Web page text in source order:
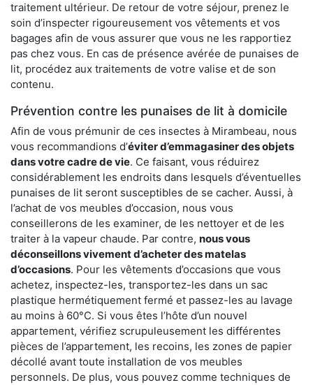
traitement ultérieur. De retour de votre séjour, prenez le
soin d’inspecter rigoureusement vos vêtements et vos
bagages afin de vous assurer que vous ne les rapportiez
pas chez vous. En cas de présence avérée de punaises de
lit, procédez aux traitements de votre valise et de son
contenu.
Prévention contre les punaises de lit à domicile
Afin de vous prémunir de ces insectes à Mirambeau, nous
vous recommandions d’éviter d’emmagasiner des objets
dans votre cadre de vie. Ce faisant, vous réduirez
considérablement les endroits dans lesquels d’éventuelles
punaises de lit seront susceptibles de se cacher. Aussi, à
l’achat de vos meubles d’occasion, nous vous
conseillerons de les examiner, de les nettoyer et de les
traiter à la vapeur chaude. Par contre, nous vous
déconseillons vivement d’acheter des matelas
d’occasions. Pour les vêtements d’occasions que vous
achetez, inspectez-les, transportez-les dans un sac
plastique hermétiquement fermé et passez-les au lavage
au moins à 60°C. Si vous êtes l’hôte d’un nouvel
appartement, vérifiez scrupuleusement les différentes
pièces de l’appartement, les recoins, les zones de papier
décollé avant toute installation de vos meubles
personnels. De plus, vous pouvez comme techniques de